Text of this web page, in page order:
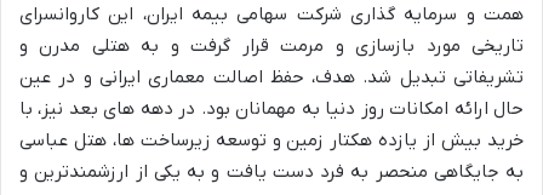
همت و سرمایه گذاری شرکت سهامی بیمه ایران، این کاروانسرای
تاریخی مورد بازسازی و مرمت قرار گرفت و به هتلی مدرن و
تشریفاتی تبدیل شد. هدف، حفظ اصالت معماری ایرانی و در عین
حال ارائه امکانات روز دنیا به مهمانان بود. در دهه های بعد نیز، با
خرید بیش از یازده هکتار زمین و توسعه زیرساخت ها، هتل عباسی
به جایگاهی منحصر به فرد دست یافت و به یکی از ارزشمندترین و